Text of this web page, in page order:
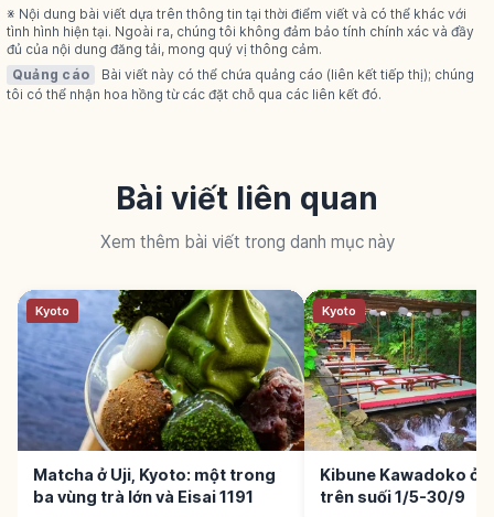
※ Nội dung bài viết dựa trên thông tin tại thời điểm viết và có thể khác với
tình hình hiện tại. Ngoài ra, chúng tôi không đảm bảo tính chính xác và đầy
đủ của nội dung đăng tải, mong quý vị thông cảm.
Quảng cáo
Bài viết này có thể chứa quảng cáo (liên kết tiếp thị); chúng
tôi có thể nhận hoa hồng từ các đặt chỗ qua các liên kết đó.
Bài viết liên quan
Xem thêm bài viết trong danh mục này
Kyoto
Matcha ở Uji, Kyoto: một trong
ba vùng trà lớn và Eisai 1191
Kyoto
Kibune Kawadoko ở
trên suối 1/5-30/9